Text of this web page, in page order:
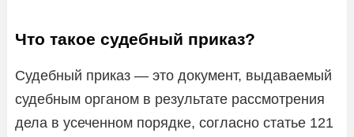
Что такое судебный приказ?
Судебный приказ — это документ, выдаваемый
судебным органом в результате рассмотрения
дела в усеченном порядке, согласно статье 121